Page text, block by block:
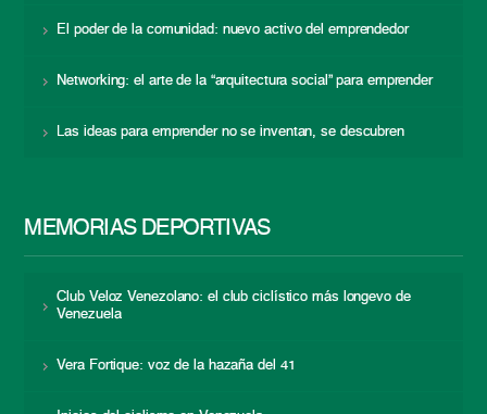
El poder de la comunidad: nuevo activo del emprendedor
Networking: el arte de la “arquitectura social” para emprender
Las ideas para emprender no se inventan, se descubren
MEMORIAS DEPORTIVAS
Club Veloz Venezolano: el club ciclístico más longevo de
Venezuela
Vera Fortique: voz de la hazaña del 41